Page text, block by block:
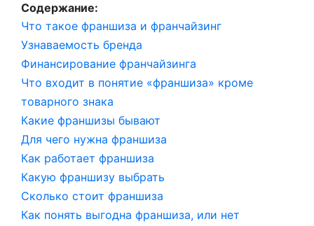
Содержание:
Что такое франшиза и франчайзинг
Узнаваемость бренда
Финансирование франчайзинга
Что входит в понятие «франшиза» кроме
товарного знака
Какие франшизы бывают
Для чего нужна франшиза
Как работает франшиза
Какую франшизу выбрать
Сколько стоит франшиза
Как понять выгодна франшиза, или нет